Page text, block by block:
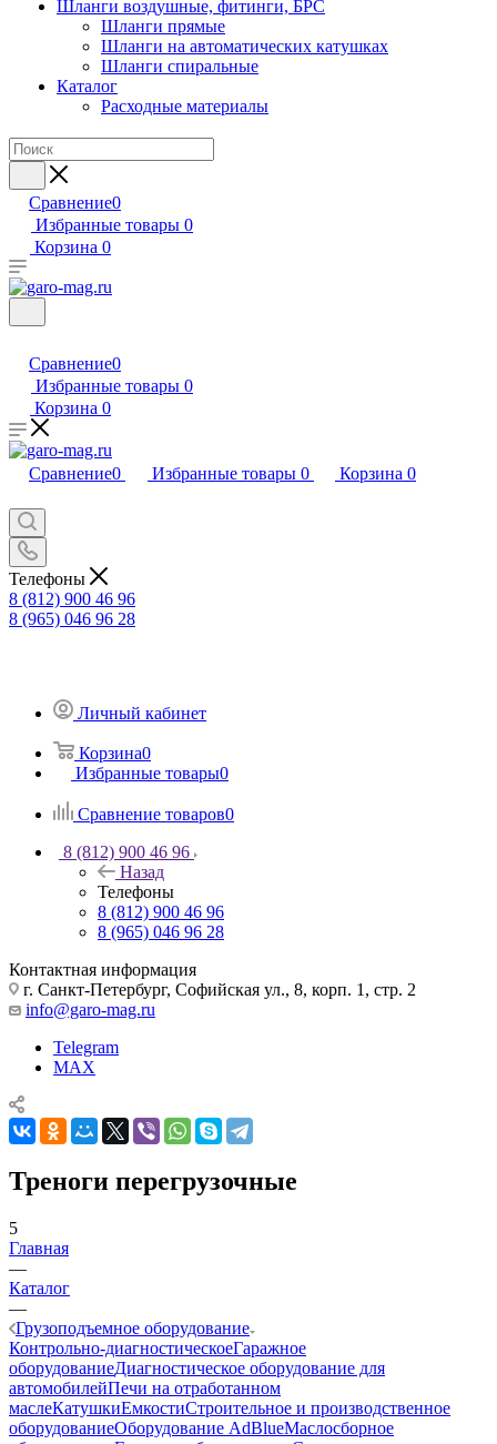
Шланги воздушные, фитинги, БРС
Шланги прямые
Шланги на автоматических катушках
Шланги спиральные
Каталог
Расходные материалы
Сравнение0
Избранные товары 0
Корзина 0
Сравнение0
Избранные товары 0
Корзина 0
Сравнение0 Избранные товары 0 Корзина 0
Телефоны
8 (812) 900 46 96
8 (965) 046 96 28
Личный кабинет
Корзина0
Избранные товары0
Сравнение товаров0
8 (812) 900 46 96
Назад
Телефоны
8 (812) 900 46 96
8 (965) 046 96 28
Контактная информация
г. Санкт-Петербург, Софийская ул., 8, корп. 1, стр. 2
info@garo-mag.ru
Telegram
MAX
Треноги перегрузочные
5
Главная
—
Каталог
—
Грузоподъемное оборудование
Контрольно-диагностическоеГаражное
оборудованиеДиагностическое оборудование для
автомобилейПечи на отработанном
маслеКатушкиЕмкостиСтроительное и производственное
оборудованиеОборудование AdBlueМаслосборное